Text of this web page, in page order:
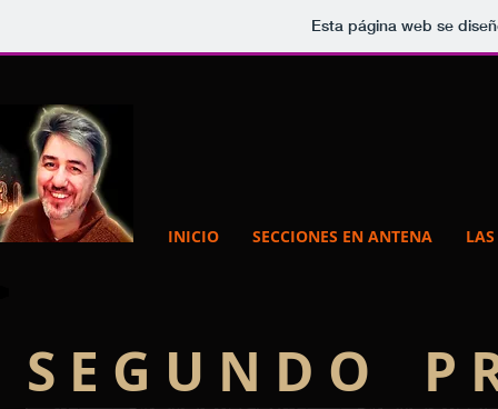
Esta página web se
INICIO SECCIONES EN ANTENA
S E G U N D O P